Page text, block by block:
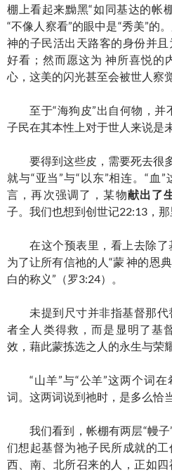
棚上看起来黝黑“如同基达的帐
“不像人察看”的眼中是“秀美”的
神的子民活出天路客的身份并
好看；然而愿这为 神所喜悦的
心，这美的闪光甚至会被世人察
至于“海狗皮”出自何物，
子民在其本性上对于世人来说是
要得到这些皮，需要死去很
就与“亚当”与“以东”相连。“血
言，再次强调了，某物献出了
子。我们也想到创世记22:13，那
在这个预表里，看上去除
为了让所有信祂的人“蒙 神的恩
白的称义”（罗3:24）。
未提到尺寸并非指基督那
者全人类得救，而是显明了基
效，藉此蒙拣选之人的永生与荣
“山羊”与“公羊”这两个词
词。这两词说到祂时，是多么恰
我们看到，帐棚有两层“幔
们想起基督为祂子民所成就的工
西、南、北所召来的人，正如